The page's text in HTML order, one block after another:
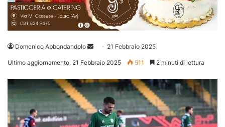
Domenico Abbondandolo
Invia 21 Febbraio 2025
Ultimo aggiornamento: 21 Febbraio 2025 511 2 minuti di lettura